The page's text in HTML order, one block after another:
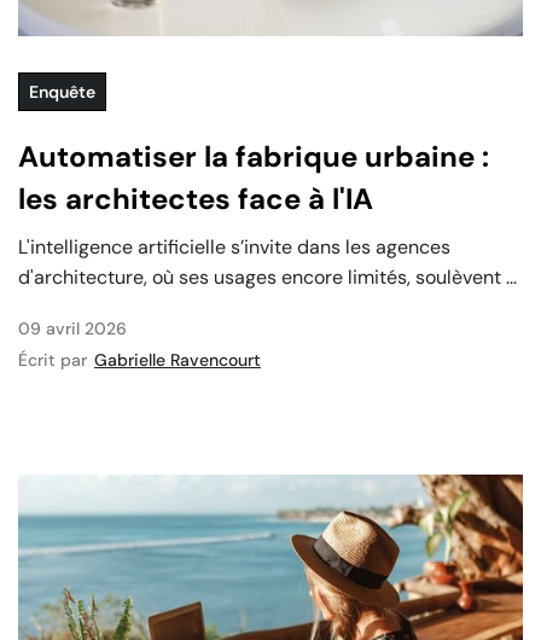
Enquête
Automatiser la fabrique urbaine :
les architectes face à l'IA
L'intelligence artificielle s’invite dans les agences
d'architecture, où ses usages encore limités, soulèvent ...
09 avril 2026
Écrit par Gabrielle Ravencourt